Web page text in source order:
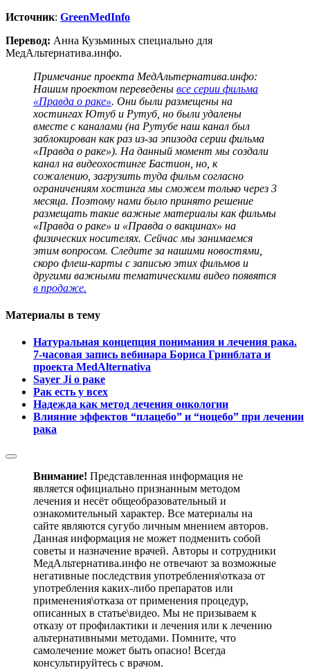
Источник: GreenMedInfo
Перевод: Анна Кузьминых специально для
МедАльтернатива.инфо.
Примечание проекта МедАльтернатива.инфо:
Нашим проектом переведены все серии фильма
«Правда о раке». Они были размещены на
хостингах Ютуб и Рутуб, но были удалены
вместе с каналами (на Рутубе наш канал был
заблокирован как раз из-за эпизода серии фильма
«Правда о раке»). На данный момент мы создали
канал на видеохостинге Бастион, но, к
сожалению, загрузить туда фильм согласно
ограничениям хостинга мы сможем только через 3
месяца. Поэтому нами было принято решение
размещать такие важные материалы как фильмы
«Правда о раке» и «Правда о вакцинах» на
физических носителях. Сейчас мы занимаемся
этим вопросом. Следите за нашими новостями,
скоро флеш-карты с записью этих фильмов и
другими важными тематическими видео появятся
в продаже.
Материалы в тему
Натуральная концепция понимания и лечения рака.
7-часовая запись вебинара Бориса Гринблата и
проекта MedAlternativa
Sayer Ji о раке
Рак есть у всех
Надежда как метод лечения онкологии
Влияние эффектов “плацебо” и “ноцебо” при лечении
рака
Внимание! Представленная информация не
является официально признанным методом
лечения и несёт общеобразовательный и
ознакомительный характер. Все материалы на
сайте являются сугубо личным мнением авторов.
Данная информация не может подменить собой
советы и назначение врачей. Авторы и сотрудники
МедАльтернатива.инфо не отвечают за возможные
негативные последствия употребления\отказа от
употребления каких-либо препаратов или
применения\отказа от применения процедур,
описанных в статье\видео. Мы не призываем к
отказу от профилактики и лечения или к лечению
альтернативными методами. Помните, что
самолечение может быть опасно! Всегда
консультируйтесь с врачом.